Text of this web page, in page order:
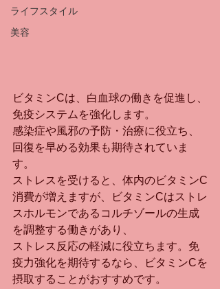
ライフスタイル
美容
ビタミンCは、白血球の働きを促進し、
免疫システムを強化します。
感染症や風邪の予防・治療に役立ち、
回復を早める効果も期待されていま
す。
ストレスを受けると、体内のビタミンC
消費が増えますが、ビタミンCはストレ
スホルモンであるコルチゾールの生成
を調整する働きがあり、
ストレス反応の軽減に役立ちます。免
疫力強化を期待するなら、ビタミンCを
摂取することがおすすめです。